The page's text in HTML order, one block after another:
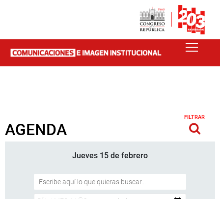
AGENDA
FILTRAR
Jueves 15 de febrero